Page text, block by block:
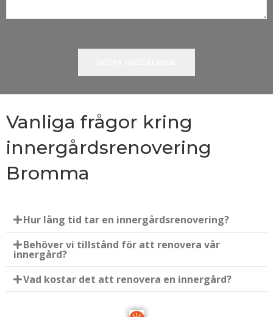
Vanliga frågor kring
innergårdsrenovering
Bromma
Hur lång tid tar en innergårdsrenovering?
Behöver vi tillstånd för att renovera vår
innergård?
Vad kostar det att renovera en innergård?